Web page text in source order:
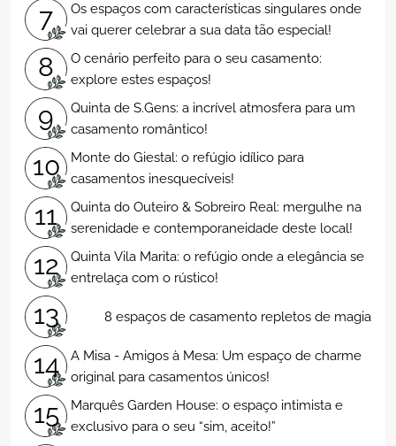
7
Os espaços com características singulares onde
vai querer celebrar a sua data tão especial!
8
O cenário perfeito para o seu casamento:
explore estes espaços!
9
Quinta de S.Gens: a incrível atmosfera para um
casamento romântico!
10
Monte do Giestal: o refúgio idílico para
casamentos inesquecíveis!
11
Quinta do Outeiro & Sobreiro Real: mergulhe na
serenidade e contemporaneidade deste local!
12
Quinta Vila Marita: o refúgio onde a elegância se
entrelaça com o rústico!
13 8 espaços de casamento repletos de magia
14
A Misa - Amigos à Mesa: Um espaço de charme
original para casamentos únicos!
15
Marquês Garden House: o espaço intimista e
exclusivo para o seu “sim, aceito!”